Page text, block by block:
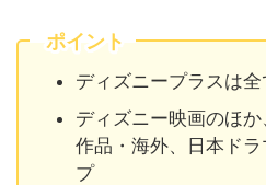
ポイント
ディズニープラスは
ディズニー映画のほ
作品・海外、日本ド
プ